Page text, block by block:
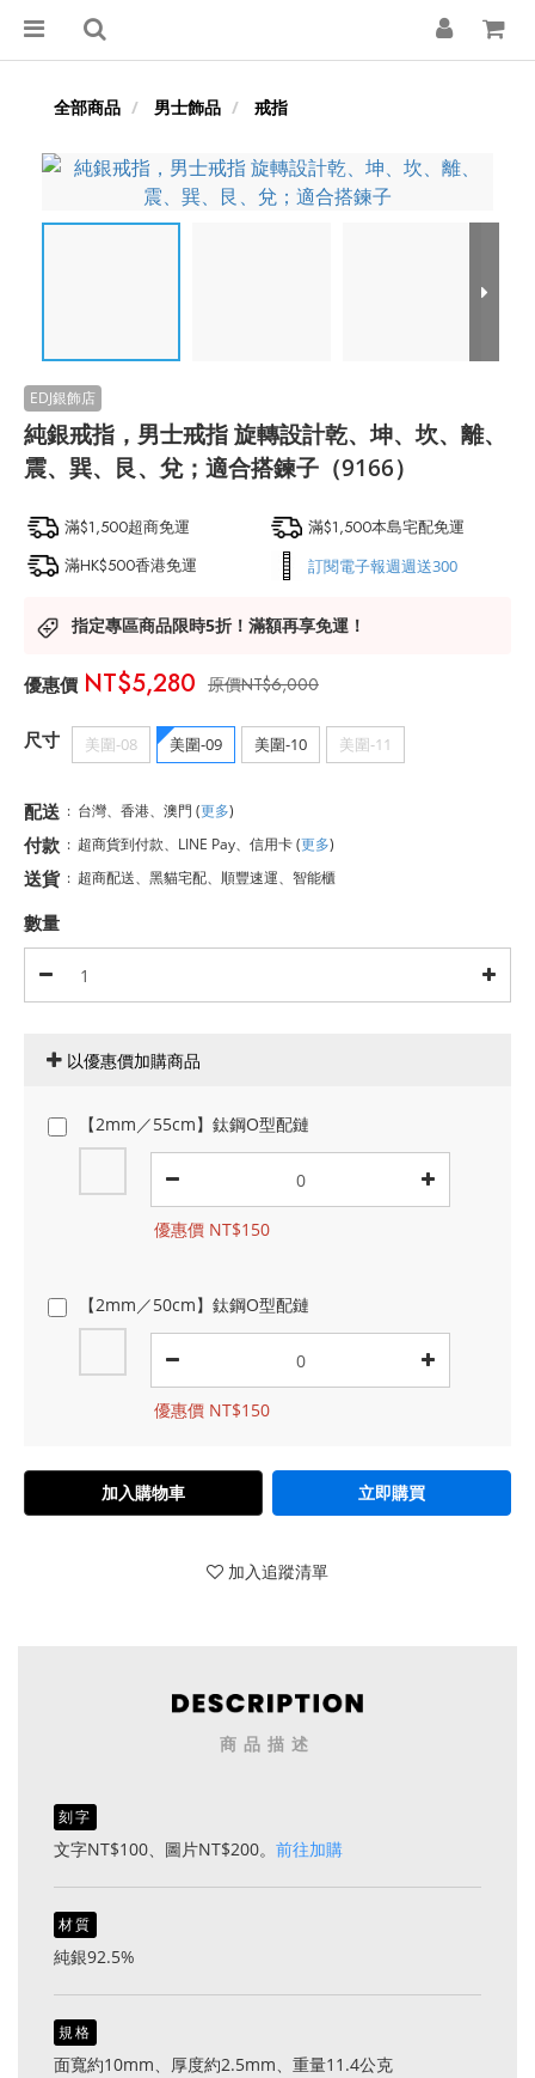
全部商品 男士飾品 戒指
純銀戒指，男士戒指 旋轉設計乾、坤、坎、離、
震、巽、艮、兌；適合搭鍊子（9166）
滿$1,500超商免運
滿$1,500本島宅配免運
滿HK$500香港免運
訂閱電子報週週送300
指定專區商品限時5折！滿額再享免運！
NT$6,000
NT$5,280
尺寸 美圍-08 美圍-09 美圍-10 美圍-11
配送 : 台灣、香港、澳門 (更多)
付款 : 超商貨到付款、LINE Pay、信用卡(更多)
送貨 : 超商配送、黑貓宅配、順豐速運、智能櫃
數量
以優惠價加購商品
【2mm／55cm】鈦鋼O型配鏈
優惠價 NT$150
【2mm／50cm】鈦鋼O型配鏈
優惠價 NT$150
加入購物車 立即購買
加入追蹤清單
商品描述
刻字
文字NT$100、圖片NT$200。 前往加購
材質
純銀92.5%
規格
面寬約10mm、厚度約2.5mm、重量11.4公克